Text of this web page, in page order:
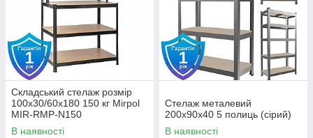
Складський стелаж розмір
100x30/60x180 150 кг Mirpol
MIR-RMP-N150
В наявності
Стелаж металевий
200х90х40 5 полиць (сірий)
В наявності